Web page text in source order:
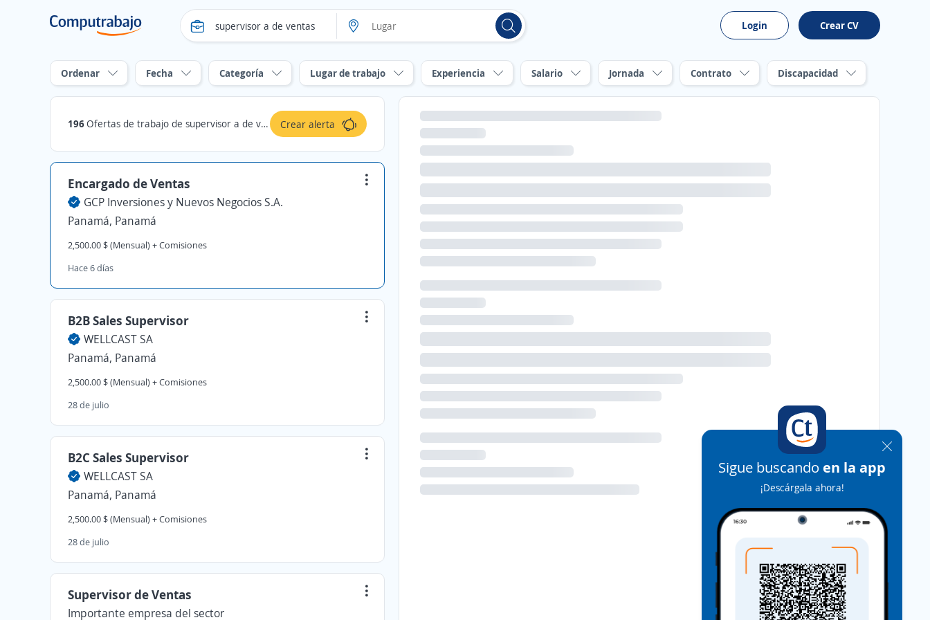
Login Crear CV
Ordenar Fecha Categoría Lugar de trabajo Experiencia Salario Jornada Contrato Discapacidad
196Ofertas de trabajo de supervisor a de ventas Crear alerta
Encargado de Ventas
GCP Inversiones y Nuevos Negocios S.A.
Panamá, Panamá
2,500.00 $ (Mensual) + Comisiones
Hace 6 días
B2B Sales Supervisor
WELLCAST SA
Panamá, Panamá
2,500.00 $ (Mensual) + Comisiones
28 de julio
B2C Sales Supervisor
WELLCAST SA
Panamá, Panamá
2,500.00 $ (Mensual) + Comisiones
28 de julio
Supervisor de Ventas
Importante empresa del sector
Sigue buscando en la app
¡Descárgala ahora!